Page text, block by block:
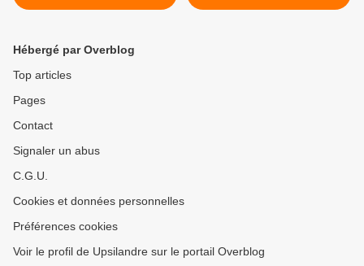
SYSTEM
Hébergé par Overblog
Top articles
Pages
Contact
Signaler un abus
C.G.U.
Cookies et données personnelles
Préférences cookies
Voir le profil de Upsilandre sur le portail Overblog